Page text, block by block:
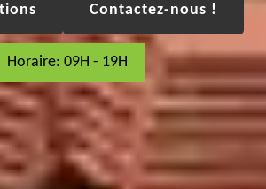
Contactez-nous !
Horaire: 09H - 19H